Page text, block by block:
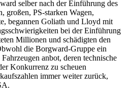
selber nach der Einführung des
großen, PS-starken Wagen,
begannen Goliath und Lloyd mit
bei der Einführung
Millionen und schädigten den
die Borgward-Gruppe ein
anbot, deren technische
Konkurrenz zu scheuen
immer weiter zurück,